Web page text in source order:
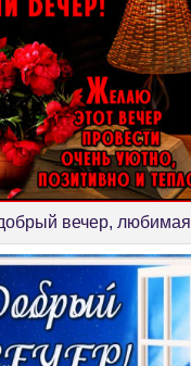
вечер, любимая